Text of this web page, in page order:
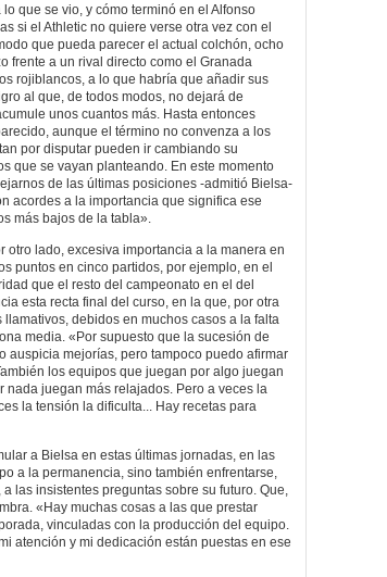
que se vio, y cómo terminó en el Alfonso
si el Athletic no quiere verse otra vez con el
que pueda parecer el actual colchón, ocho
frente a un rival directo como el Granada
rojiblancos, a lo que habría que añadir sus
al que, de todos modos, no dejará de
unos cuantos más. Hasta entonces
aunque el término no convenza a los
por disputar pueden ir cambiando su
que se vayan planteando. En este momento
de las últimas posiciones -admitió Bielsa-
acordes a la importancia que significa ese
más bajos de la tabla».
otro lado, excesiva importancia a la manera en
puntos en cinco partidos, por ejemplo, en el
que el resto del campeonato en el del
esta recta final del curso, en la que, por otra
debidos en muchos casos a la falta
media. «Por supuesto que la sucesión de
auspicia mejorías, pero tampoco puedo afirmar
los equipos que juegan por algo juegan
nada juegan más relajados. Pero a veces la
la tensión la dificulta... Hay recetas para
a Bielsa en estas últimas jornadas, en las
a la permanencia, sino también enfrentarse,
las insistentes preguntas sobre su futuro. Que,
«Hay muchas cosas a las que prestar
vinculadas con la producción del equipo.
atención y mi dedicación están puestas en ese